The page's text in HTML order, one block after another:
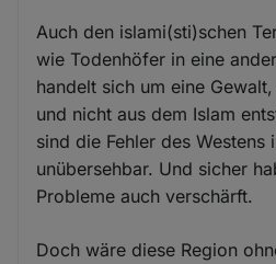
Auch den islami(sti)schen
wie Todenhöfer in eine
handelt sich um eine
und nicht aus dem Islam
sind die Fehler des Westens
unübersehbar. Und sicher
Probleme auch verschärft.
Doch wäre diese Region